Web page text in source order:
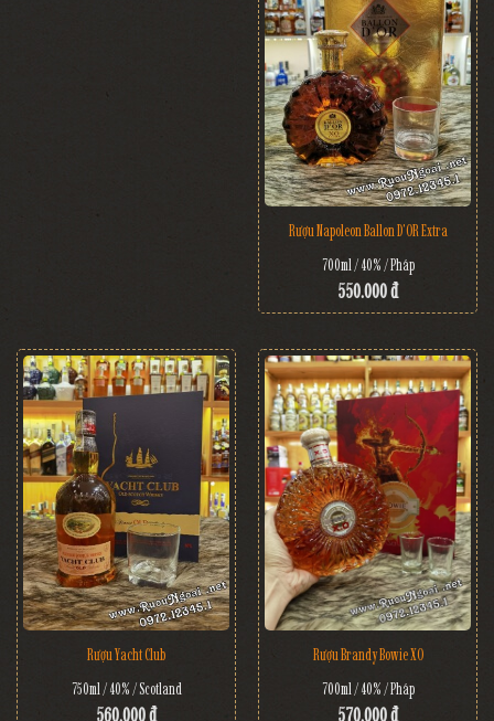
Rượu Napoleon Ballon D'OR Extra
700ml / 40% / Pháp
550.000 đ
Rượu Yacht Club
750ml / 40% / Scotland
560.000 đ
Rượu Brandy Bowie XO
700ml / 40% / Pháp
570.000 đ